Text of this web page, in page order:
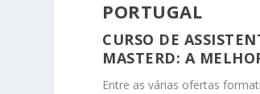
PORTUGAL
CURSO DE
MASTERD: A
Entre as várias ofertas